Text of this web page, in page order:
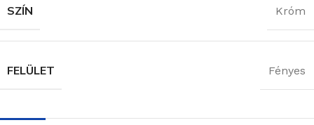
SZÍN Króm
FELÜLET Fényes